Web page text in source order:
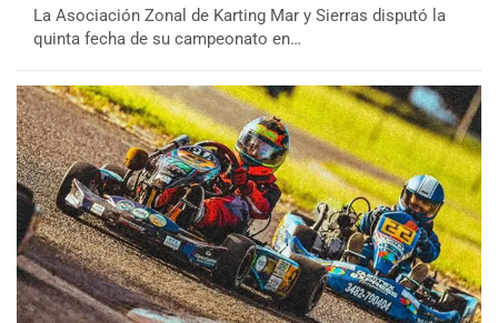
La Asociación Zonal de Karting Mar y Sierras disputó la
quinta fecha de su campeonato en…